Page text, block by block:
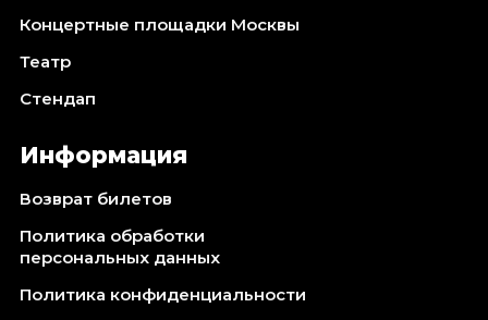
Концертные площадки Москвы
Театр
Стендап
Информация
Возврат билетов
Политика обработки
персональных данных
Политика конфиденциальности